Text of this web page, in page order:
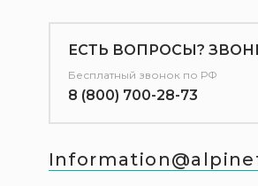
ЕСТЬ ВОПРОСЫ?
Бесплатный звонок по РФ
8 (800) 700-28-73